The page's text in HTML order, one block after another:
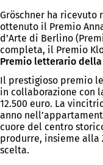
Gröschner ha ricevuto
ottenuto il Premio
d’Arte di Berlino
completa, il Premio
Premio letterario
Il prestigioso premio
in collaborazione con
12.500 euro. La
anno
cuore del centro
produrre, insieme alla
scelta.